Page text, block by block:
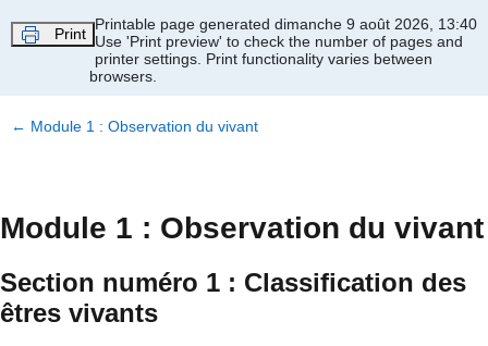
Print
Printable page generated dimanche 9 août 2026, 13:40
Use 'Print preview' to check the number of pages and
printer settings. Print functionality varies between
browsers.
← Module 1 : Observation du vivant
Module 1 : Observation du vivant
Section numéro 1 : Classification des
êtres vivants